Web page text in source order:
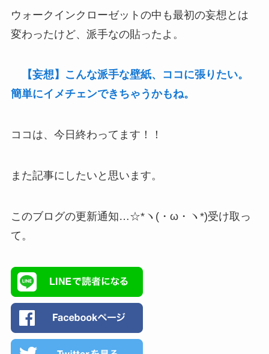
ウォークインクローゼットの中も最初の妄想とは
変わったけど、派手なの貼ったよ。
【妄想】こんな派手な壁紙、ココに張りたい。
簡単にイメチェンできちゃうかもね。
ココは、今日終わってます！！
また記事にしたいと思います。
このブログの更新通知…☆*ヽ(・ω・ヽ*)受け取っ
て。